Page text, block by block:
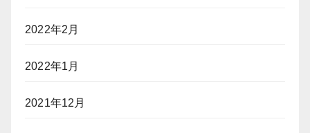
2022年2月
2022年1月
2021年12月